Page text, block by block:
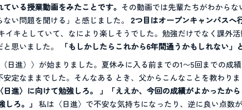
いる授業動画をみたことです。 その動画では先輩たちがわから
い問題を聞ける」と感じました。 2つ目はオープンキャンパスへ
イキとしていて、なにより楽しそうでした。勉強だけでなく課外
思いました。
「もしかしたらこれから6年間通うかもしれない
日進）〉が始まりました。夏休みに入る前までの1〜5回までの成
定なままでした。そんなある とき、父からこんなことを教わりま
進〉に向けて勉強しろ。 」「ええか、今回の成績がよかったか
しろ。」 私は〈日進〉で不安な気持ちになったり、逆に良い点数